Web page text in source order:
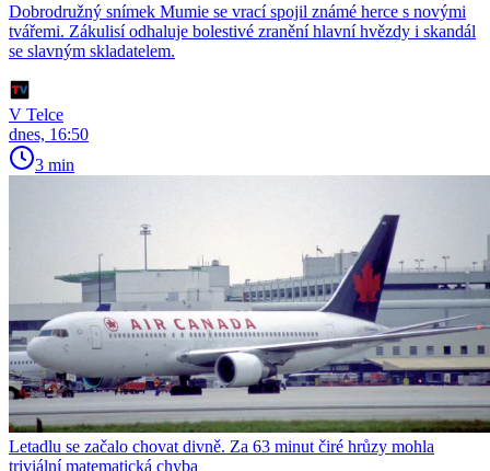
Dobrodružný snímek Mumie se vrací spojil známé herce s novými
tvářemi. Zákulisí odhaluje bolestivé zranění hlavní hvězdy i skandál
se slavným skladatelem.
V Telce
dnes, 16:50
3 min
Letadlu se začalo chovat divně. Za 63 minut čiré hrůzy mohla
triviální matematická chyba